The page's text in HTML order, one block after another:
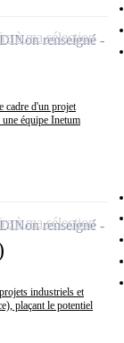
d'un projet
équipe Inetum
Non renseigné
à ma sélection
industriels et
plaçant le potentiel
Non renseigné
à ma sélection